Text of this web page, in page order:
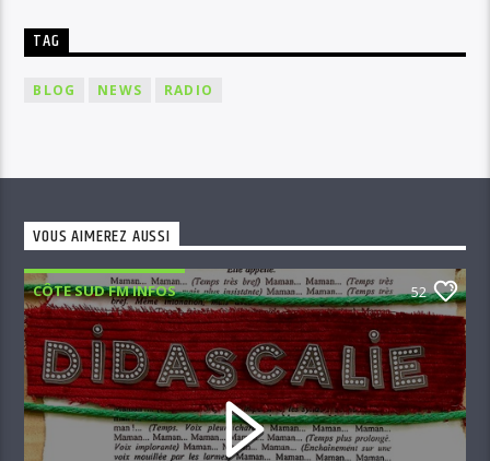
TAG
BLOG NEWS RADIO
VOUS AIMEREZ AUSSI
CÔTE SUD FM INFOS 52